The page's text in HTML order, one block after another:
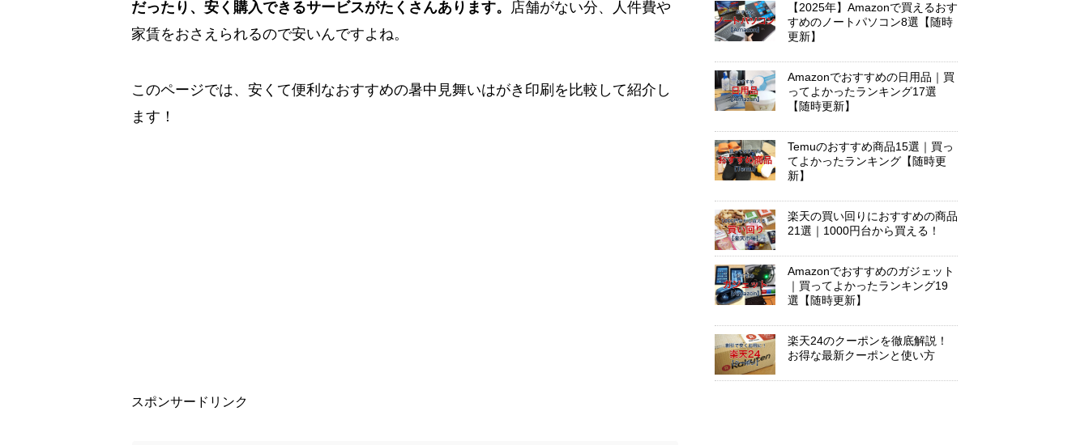
だったり、安く購入できるサービスがたくさんあります。 店舗がない分、人件費や
家賃をおさえられるので安いんですよね。
このページでは、安くて便利なおすすめの暑中見舞いはがき印刷を比較して紹介し
ます！
スポンサードリンク
【2025年】Amazonで買えるおす
すめのノートパソコン8選【随時
更新】
Amazonでおすすめの日用品｜買
ってよかったランキング17選
【随時更新】
Temuのおすすめ商品15選｜買っ
てよかったランキング【随時更
新】
楽天の買い回りにおすすめの商品
21選｜1000円台から買える！
Amazonでおすすめのガジェット
｜買ってよかったランキング19
選【随時更新】
楽天24のクーポンを徹底解説！
お得な最新クーポンと使い方